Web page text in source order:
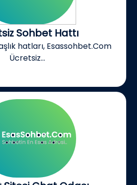
Sohbet Hattı
hatları, Esassohbet.Com
Ücretsiz...